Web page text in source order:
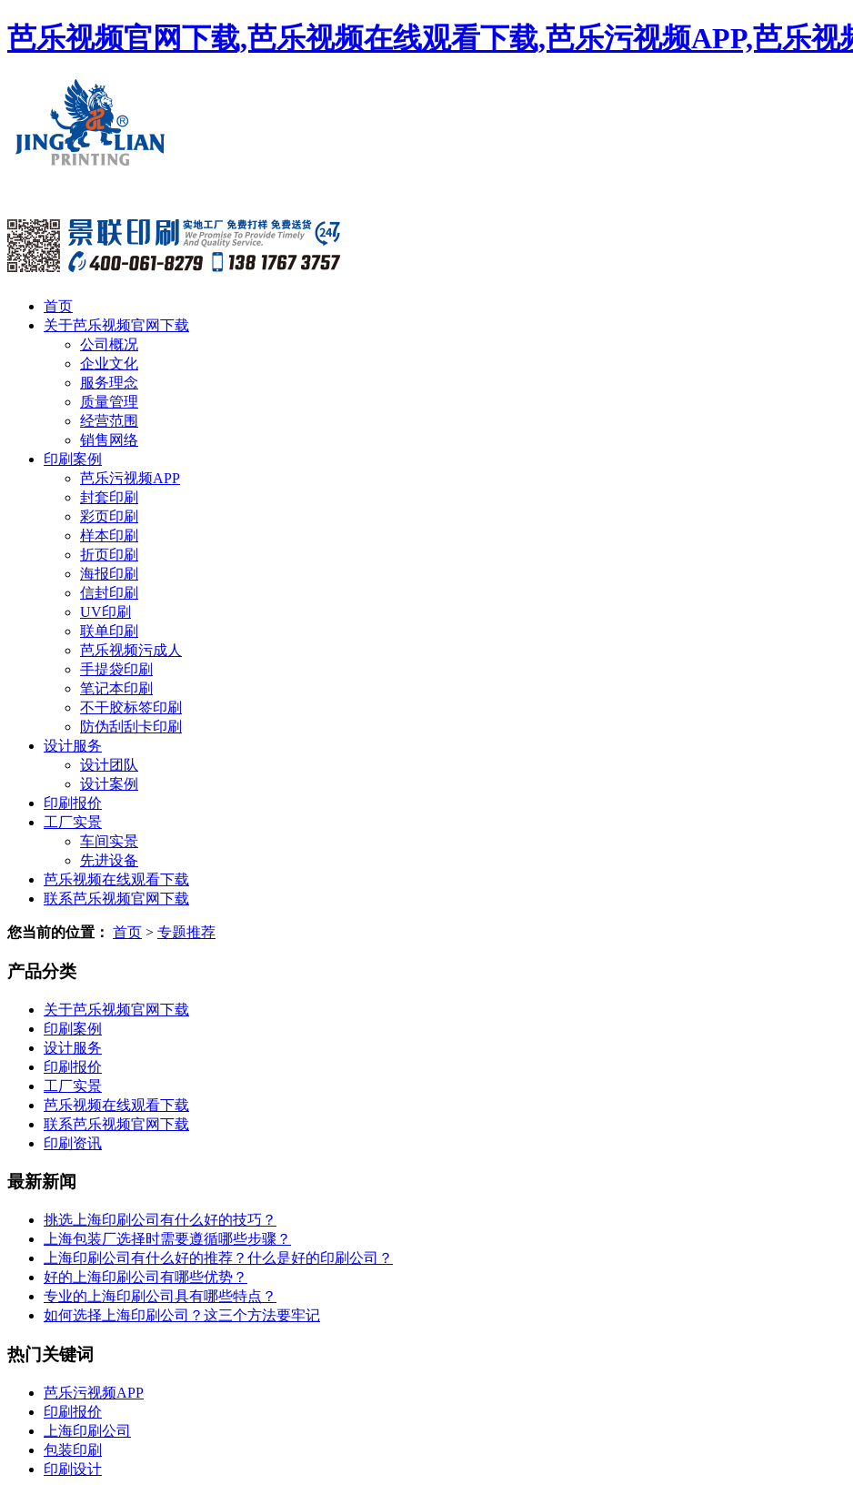
芭乐视频官网下载,芭乐视频在线观看下载,芭乐污视频APP,芭乐视
首页
关于芭乐视频官网下载
公司概况
企业文化
服务理念
质量管理
经营范围
销售网络
印刷案例
芭乐污视频APP
封套印刷
彩页印刷
样本印刷
折页印刷
海报印刷
信封印刷
UV印刷
联单印刷
芭乐视频污成人
手提袋印刷
笔记本印刷
不干胶标签印刷
防伪刮刮卡印刷
设计服务
设计团队
设计案例
印刷报价
工厂实景
车间实景
先进设备
芭乐视频在线观看下载
联系芭乐视频官网下载
您当前的位置： 首页 > 专题推荐
产品分类
关于芭乐视频官网下载
印刷案例
设计服务
印刷报价
工厂实景
芭乐视频在线观看下载
联系芭乐视频官网下载
印刷资讯
最新新闻
挑选上海印刷公司有什么好的技巧？
上海包装厂选择时需要遵循哪些步骤？
上海印刷公司有什么好的推荐？什么是好的印刷公司？
好的上海印刷公司有哪些优势？
专业的上海印刷公司具有哪些特点？
如何选择上海印刷公司？这三个方法要牢记
热门关键词
芭乐污视频APP
印刷报价
上海印刷公司
包装印刷
印刷设计